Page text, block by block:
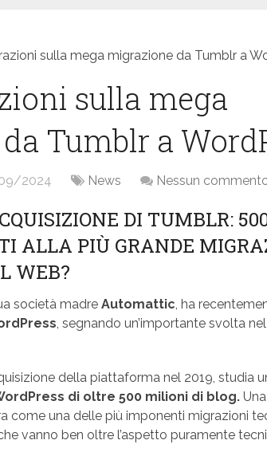
sulla mega migrazione da Tumblr a
sulla mega
Tumblr a
2024 News Nessun
DI TUMBLR:
ALLA PIÙ GRANDE
WEB?
società madre Automattic , ha
, segnando un’importante svolta
della piattaforma nel 2019, studia
di oltre 500 milioni di blog.
come una delle più imponenti migrazioni
vanno ben oltre l’aspetto puramente